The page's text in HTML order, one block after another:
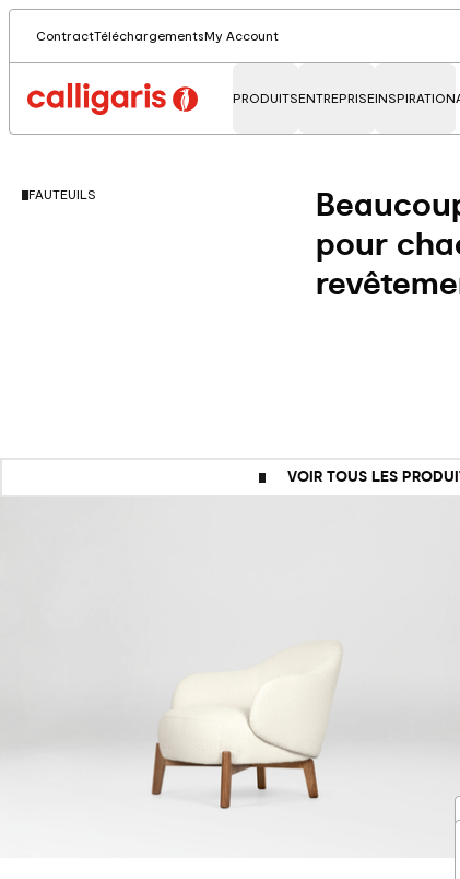
ContractTéléchargementsMy Account
PRODUITSENTREPRISEINSPIRATION
FAUTEUILS
pour
VOIR TOUS LES